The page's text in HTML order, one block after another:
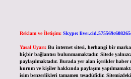
Reklam ve İletişim: Skype:
Yasal Uyarı: Bu internet sitesi, herhangi bir
hiçbir bağlantısı bulunmamaktadır. Sitede
paylaşılmaktadır. Burada yer alan içerikler haber
kurum ve kişiler hakkında paylaşım
isim benzerlikleri tamamen tesadüfidir.